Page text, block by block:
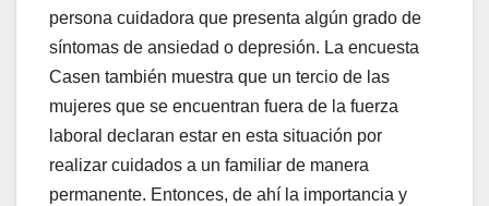
persona cuidadora que presenta algún grado de
síntomas de ansiedad o depresión. La encuesta
Casen también muestra que un tercio de las
mujeres que se encuentran fuera de la fuerza
laboral declaran estar en esta situación por
realizar cuidados a un familiar de manera
permanente. Entonces, de ahí la importancia y